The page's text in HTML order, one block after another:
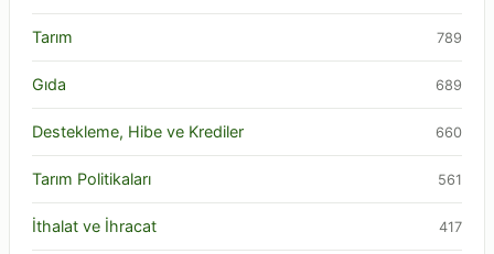
Tarım 789
Gıda 689
Destekleme, Hibe ve Krediler 660
Tarım Politikaları 561
İthalat ve İhracat 417